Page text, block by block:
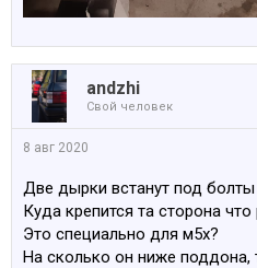
аndzhi
Свой человек
8 авг 2020
Две дырки встанут под болты
Куда крепится та сторона
Это специально для м5х?
На сколько он ниже поддона,